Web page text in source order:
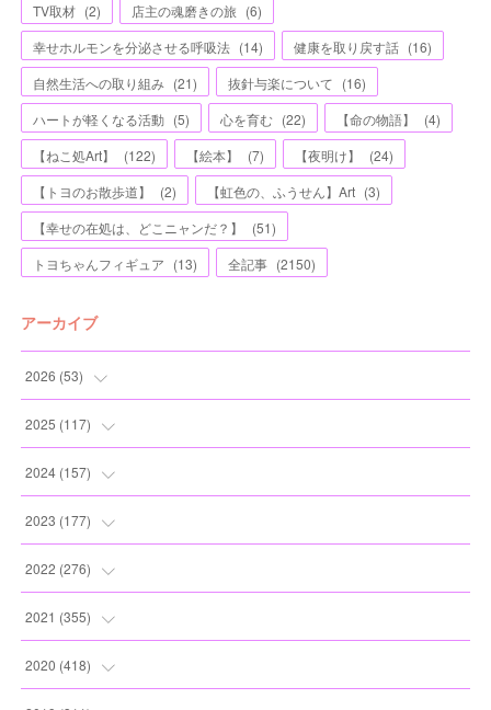
TV取材 (2) 店主の魂磨きの旅 (6)
幸せホルモンを分泌させる呼吸法 (14) 健康を取り戻す話 (16)
自然生活への取り組み (21) 抜針与楽について (16)
ハートが軽くなる活動 (5) 心を育む (22) 【命の物語】 (4)
【ねこ処Art】
(122) 【絵本】 (7) 【夜明け】 (24)
【トヨのお散歩道】
(2) 【虹色の、ふうせん】Art (3)
【幸せの在処は、どこニャンだ？】
(51)
トヨちゃんフィギュア (13) 全記事 (2150)
アーカイブ
2026 (53)
(1)
(5)
(7)
(11
2025 (117)
(11
(12
(12
(13
2024(157)
(13
(13
(10
(13
2023 (177)
(20
(10
(11
(13
2022 (276)
(17
(16
2021 (355)
(19
2020 (418)